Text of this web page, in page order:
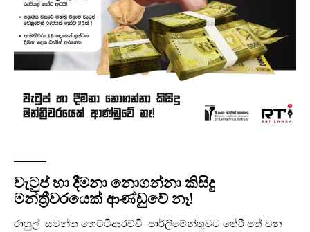
වැටුප් හා දීමනා නොගන්නා කිසිදු
මන්ත්‍රීවරයෙක් ආණ්ඩුවේ නෑ!
රාහුල් සමන්ත හෙට්ටිආරච්චි පාර්ලිමේන්තුවට තේරී පත් වන